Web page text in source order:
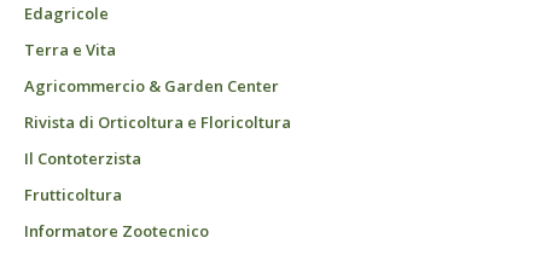
Edagricole
Terra e Vita
Agricommercio & Garden Center
Rivista di Orticoltura e Floricoltura
Il Contoterzista
Frutticoltura
Informatore Zootecnico